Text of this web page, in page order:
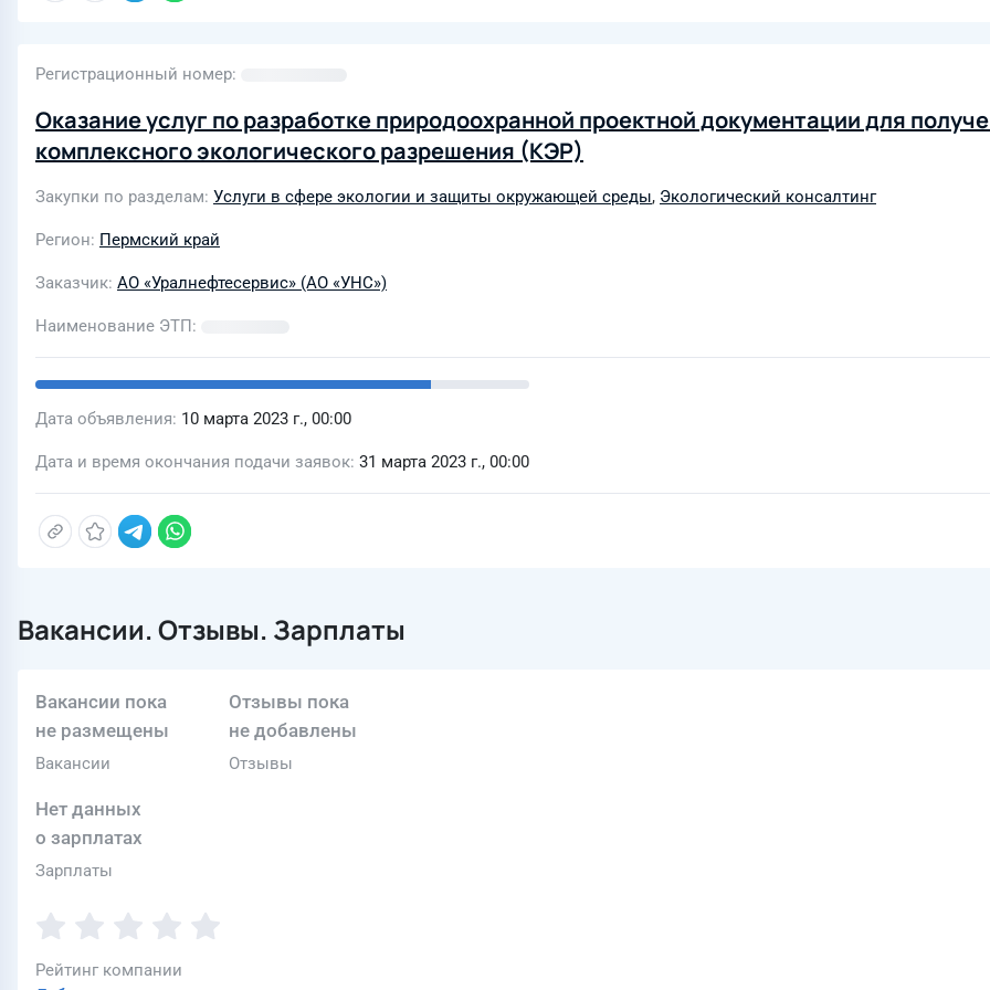
Регистрационный номер
Оказание услуг по разработке природоохранной проектной документации для
комплексного экологического разрешения (КЭР)
Закупки по разделам Услуги в сфере экологии и защиты окружающей среды, Экологический консалтинг
Регион Пермский край
Заказчик АО «Уралнефтесервис» (АО «УНС»)
Наименование ЭТП
Дата объявления 10 марта 2023 г., 00:00
Дата и время окончания подачи заявок 31 марта 2023 г., 00:00
Вакансии. Отзывы. Зарплаты
Вакансии пока
не размещены
Вакансии
Отзывы пока
не добавлены
Отзывы
Нет данных
о зарплатах
Зарплаты
Рейтинг компании